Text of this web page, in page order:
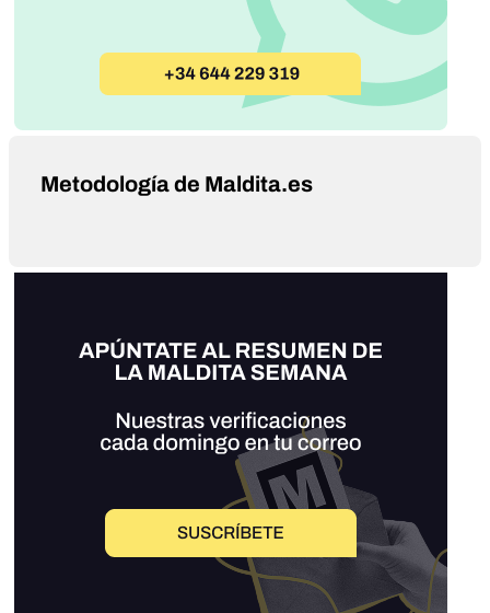
Metodología de Maldita.es